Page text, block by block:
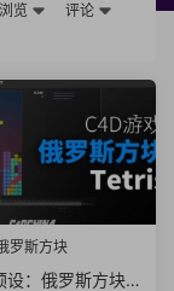
浏览
评论
罗斯方块
设：俄罗斯方块游